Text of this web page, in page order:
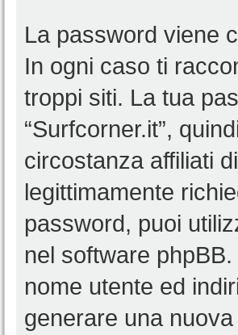
La password viene
In ogni caso ti
troppi siti. La tua
“Surfcorner.it”,
circostanza affiliati
legittimamente
password, puoi
nel software
nome utente ed
generare una